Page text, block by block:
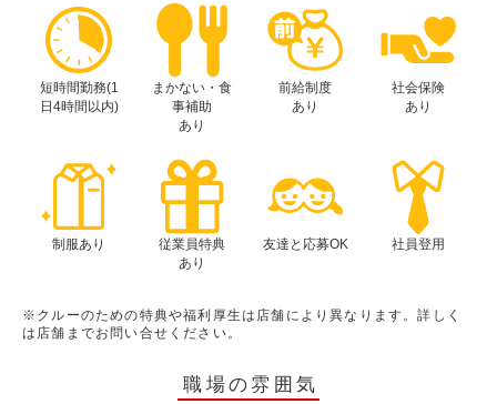
短時間勤務(1
日4時間以内)
まかない・食
事補助
あり
前給制度
あり
社会保険
あり
制服あり
従業員特典
あり
友達と応募OK 社員登用
※クルーのための特典や福利厚生は店舗により異なります。詳しく
は店舗までお問い合せください。
職場の雰囲気